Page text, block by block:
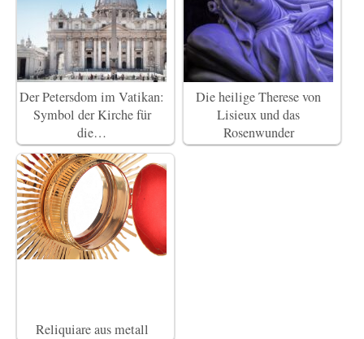
Der Petersdom im Vatikan:
Symbol der Kirche für
die…
Die heilige Therese von
Lisieux und das
Rosenwunder
Reliquiare aus metall